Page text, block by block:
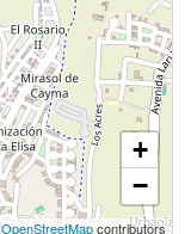
+
−
OpenStreetMapcontributors